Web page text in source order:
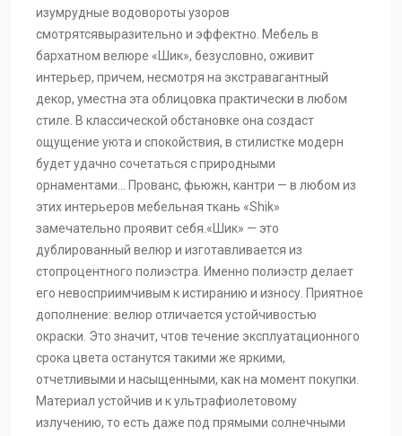
Шик-7 Шик-5 Шик-4
Шик-3 Шик-2
изумрудные водовороты узоров
смотрятсявыразительно и эффектно. Мебель в
бархатном велюре «Шик», безусловно, оживит
интерьер, причем, несмотря на экстравагантный
декор, уместна эта облицовка практически в любом
стиле. В классической обстановке она создаст
ощущение уюта и спокойствия, в стилистке модерн
будет удачно сочетаться с природными
орнаментами... Прованс, фьюжн, кантри — в любом из
этих интерьеров мебельная ткань «Shik»
замечательно проявит себя.«Шик» — это
дублированный велюр и изготавливается из
стопроцентного полиэстра. Именно полиэстр делает
его невосприимчивым к истиранию и износу. Приятное
дополнение: велюр отличается устойчивостью
окраски. Это значит, чтов течение эксплуатационного
срока цвета останутся такими же яркими,
отчетливыми и насыщенными, как на момент покупки.
Материал устойчив и к ультрафиолетовому
излучению, то есть даже под прямыми солнечными